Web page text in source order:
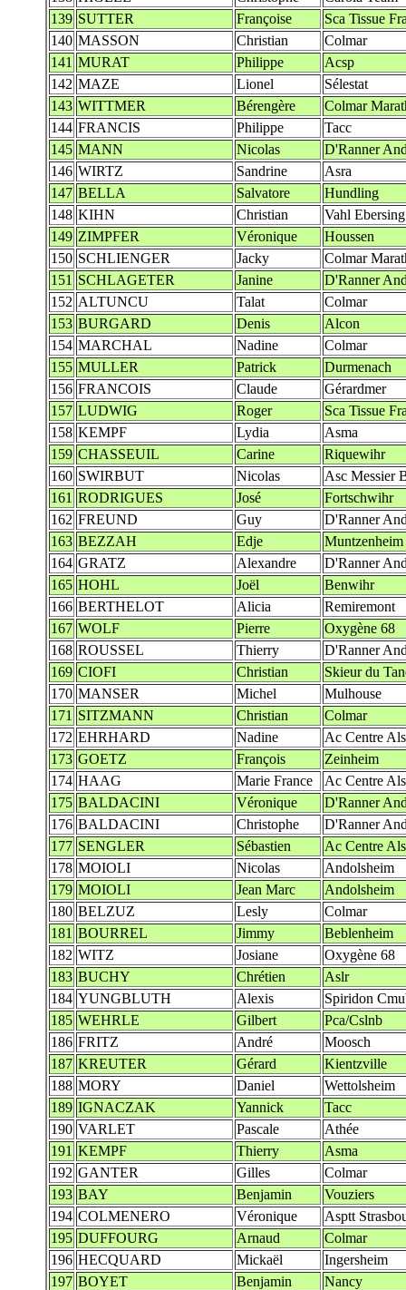
139 SUTTER Françoise
Sca Tissue
140 MASSON Christian
Colmar
141 MURAT Philippe
Acsp
142 MAZE Lionel
Sélestat
143 WITTMER Bérengère
Colmar
144 FRANCIS Philippe
Tacc
145 MANN Nicolas
D'Ranner
146 WIRTZ Sandrine
Asra
147 BELLA Salvatore
Hundling
148 KIHN Christian
Vahl Ebersing
149 ZIMPFER Véronique
Houssen
150 SCHLIENGER Jacky
Colmar
151 SCHLAGETER Janine
D'Ranner
152 ALTUNCU Talat
Colmar
153 BURGARD Denis
Alcon
154 MARCHAL Nadine
Colmar
155 MULLER Patrick
Durmenach
156 FRANCOIS Claude
Gérardmer
157 LUDWIG Roger
Sca Tissue
158 KEMPF Lydia
Asma
159 CHASSEUIL Carine
Riquewihr
160 SWIRBUT Nicolas
Asc Messier
161 RODRIGUES José
Fortschwihr
162 FREUND Guy
D'Ranner
163 BEZZAH Edje
Muntzenheim
164 GRATZ Alexandre
D'Ranner
165 HOHL Joël
Benwihr
166 BERTHELOT Alicia
Remiremont
167 WOLF Pierre
Oxygène 68
168 ROUSSEL Thierry
D'Ranner
169 CIOFI Christian
Skieur du
170 MANSER Michel
Mulhouse
171 SITZMANN Christian
Colmar
172 EHRHARD Nadine
Ac Centre
173 GOETZ François
Zeinheim
174 HAAG Marie France
Ac Centre
175 BALDACINI Véronique
D'Ranner
176 BALDACINI Christophe
D'Ranner
177 SENGLER Sébastien
Ac Centre
178 MOIOLI Nicolas
Andolsheim
179 MOIOLI Jean Marc
Andolsheim
180 BELZUZ Lesly
Colmar
181 BOURREL Jimmy
Beblenheim
182 WITZ Josiane
Oxygène 68
183 BUCHY Chrétien
Aslr
184 YUNGBLUTH Alexis
Spiridon
185 WEHRLE Gilbert
Pca/Cslnb
186 FRITZ André
Moosch
187 KREUTER Gérard
Kientzville
188 MORY Daniel
Wettolsheim
189 IGNACZAK Yannick
Tacc
190 VARLET Pascale
Athée
191 KEMPF Thierry
Asma
192 GANTER Gilles
Colmar
193 BAY Benjamin
Vouziers
194 COLMENERO Véronique
Asptt
195 DUFFOURG Arnaud
Colmar
196 HECQUARD Mickaël
Ingersheim
197 BOYET Benjamin
Nancy